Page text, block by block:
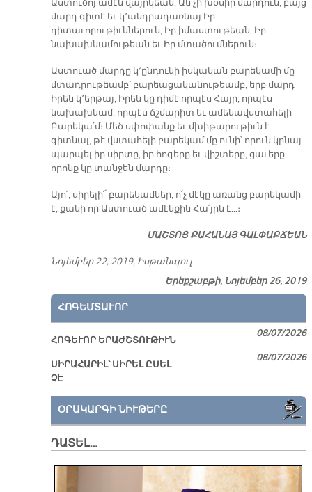
Աստուծոյ ամէն վայրկեան, Ան չի խօսիր մարդուն, բայց
մարդ գիտէ եւ կ՚անդրադառնայ Իր
դիտաւորութիւններուն, Իր իմաստութեան, Իր
նախախնամութեան եւ Իր մտածումներուն։
Աստուած մարդը կ՚ընդունի իսկական բարեկամի մը
մտադրութեամբ՝ բարեացականութեամբ, երբ մարդ
Իրեն կ՚երթայ, Իրեն կը դիմէ որպէս Հայր, որպէս
նախախնամ, որպէս ճշմարիտ եւ ամենավստահելի
Բարեկա՛մ։ Մեծ սփոփանք եւ մխիթարութիւն է
գիտնալ, թէ վստահելի բարեկամ մը ունի՝ որուն կրնայ
պարպել իր սիրտը, իր հոգերը եւ վիշտերը, ցաւերը,
որոնք կը տանջեն մարդը։
Այո՛, սիրելի՜ բարեկամներ, ո՛չ մէկը առանց բարեկամի
է, քանի որ Աստուած ամէնքին Հա՛յրն է…։
ՄԱՇ­ՏՈՑ ՔԱ­ՀԱ­ՆԱՅ ԳԱԼ­ՓԱՔ­ՃԵԱՆ
Նոյեմբեր 22, 2019, Իսթանպուլ
Երեքշաբթի, Նոյեմբեր 26, 2019
ՀՈԳԵՄՏԱՒՈՐ
ՀՈԳԵՒՈՐ ԵՐԱԺՇՏՈՒԹԻՒՆ
08/07/2026
ՍԻՐԱՀԱՐԻԼ՝ ՍԻՐԵԼ ԸՍԵԼ
ՉԷ
08/07/2026
ՕՐԱԿԱՐԳԻ ՆԻՒԹԵՐԸ
ԴԱՏԵԼ…